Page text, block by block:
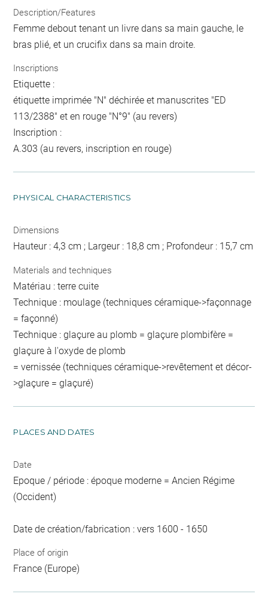
Description/Features
Femme debout tenant un livre dans sa main gauche, le
bras plié, et un crucifix dans sa main droite.
Inscriptions
Etiquette :
étiquette imprimée "N" déchirée et manuscrites "ED
113/2388" et en rouge "N°9" (au revers)
Inscription :
A.303 (au revers, inscription en rouge)
PHYSICAL CHARACTERISTICS
Dimensions
Hauteur : 4,3 cm ; Largeur : 18,8 cm ; Profondeur : 15,7 cm
Materials and techniques
Matériau : terre cuite
Technique : moulage (techniques céramique->façonnage
= façonné)
Technique : glaçure au plomb = glaçure plombifère =
glaçure à l'oxyde de plomb
= vernissée (techniques céramique->revêtement et décor-
>glaçure = glaçuré)
PLACES AND DATES
Date
Epoque / période : époque moderne = Ancien Régime
(Occident)
Date de création/fabrication : vers 1600 - 1650
Place of origin
France (Europe)